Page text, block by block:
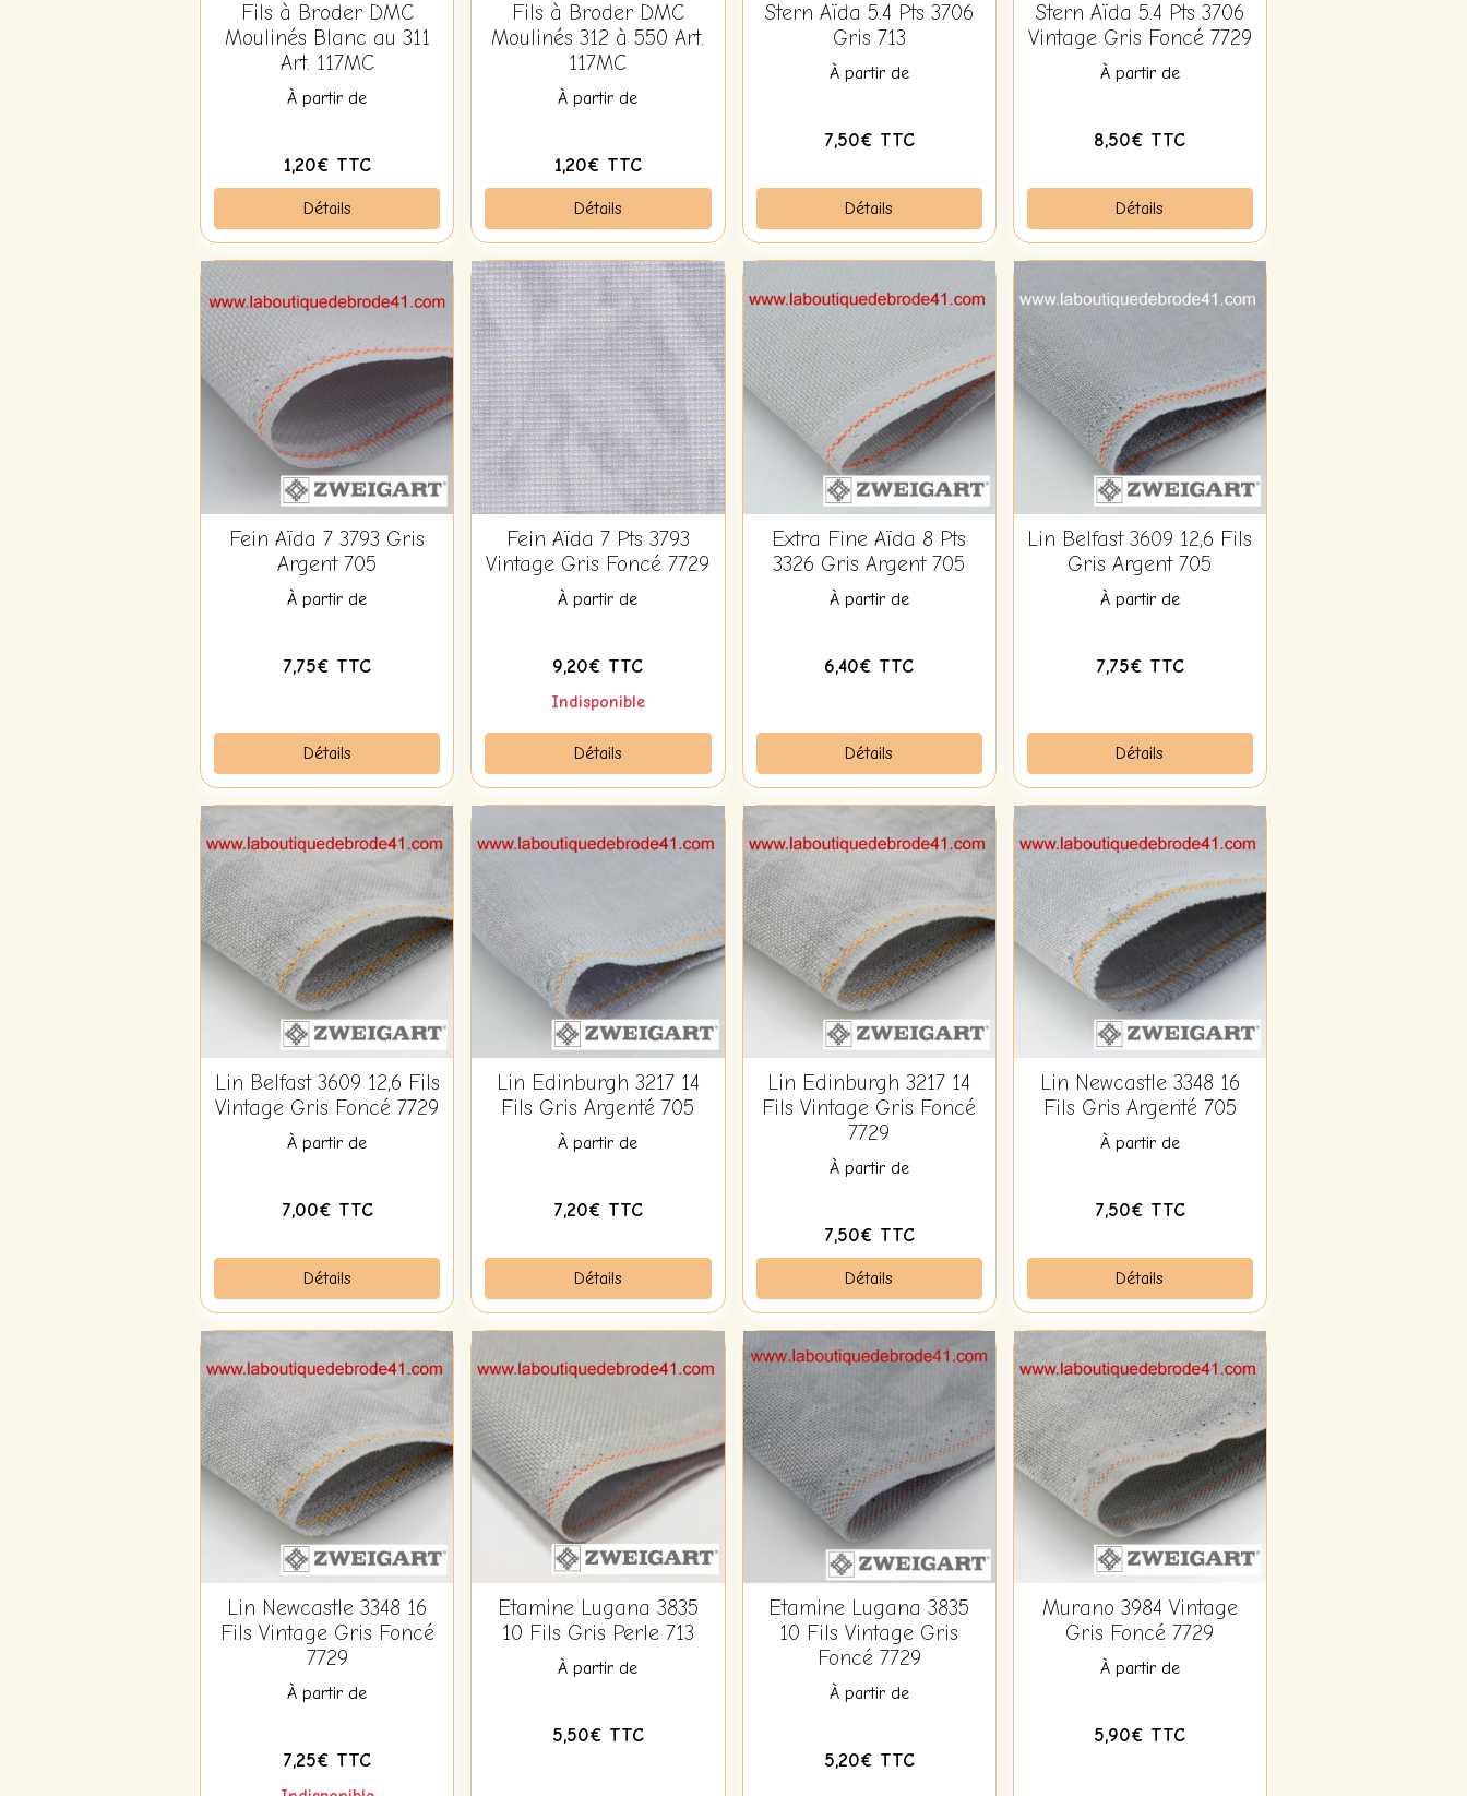
Fils à Broder DMC
Moulinés Blanc au 311
Art. 117MC
À partir de
1,20€ TTC
Détails
Fils à Broder DMC
Moulinés 312 à 550 Art.
117MC
À partir de
1,20€ TTC
Détails
Stern Aïda 5.4 Pts 3706
Gris 713
À partir de
7,50€ TTC
Détails
Stern Aïda 5.4 Pts 3706
Vintage Gris Foncé 7729
À partir de
8,50€ TTC
Détails
Fein Aïda 7 3793 Gris
Argent 705
À partir de
7,75€ TTC
Détails
Fein Aïda 7 Pts 3793
Vintage Gris Foncé 7729
À partir de
9,20€ TTC
Indisponible
Détails
Extra Fine Aïda 8 Pts
3326 Gris Argent 705
À partir de
6,40€ TTC
Détails
Lin Belfast 3609 12,6 Fils
Gris Argent 705
À partir de
7,75€ TTC
Détails
Lin Belfast 3609 12,6 Fils
Vintage Gris Foncé 7729
À partir de
7,00€ TTC
Détails
Lin Edinburgh 3217 14
Fils Gris Argenté 705
À partir de
7,20€ TTC
Détails
Lin Edinburgh 3217 14
Fils Vintage Gris Foncé
7729
À partir de
7,50€ TTC
Détails
Lin Newcastle 3348 16
Fils Gris Argenté 705
À partir de
7,50€ TTC
Détails
Lin Newcastle 3348 16
Fils Vintage Gris Foncé
7729
À partir de
7,25€ TTC
Etamine Lugana 3835
10 Fils Gris Perle 713
À partir de
5,50€ TTC
Etamine Lugana 3835
10 Fils Vintage Gris
Foncé 7729
À partir de
5,20€ TTC
Murano 3984 Vintage
Gris Foncé 7729
À partir de
5,90€ TTC